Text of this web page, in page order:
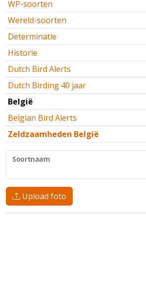
WP-soorten
Wereld-soorten
Determinatie
Historie
Dutch Bird Alerts
Dutch Birding 40 jaar
België
Belgian Bird Alerts
Zeldzaamheden België
Soortnaam
Upload foto